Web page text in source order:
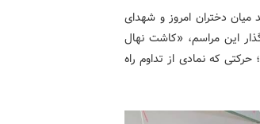
میان دختران امروز و شهدای
این مراسم، «کاشت نهال
که نمادی از تداوم راه